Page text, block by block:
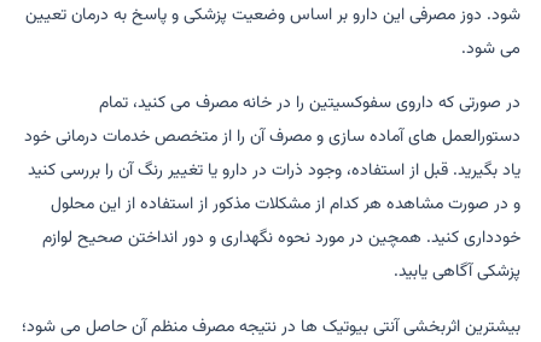
شود. دوز مصرفی این دارو بر اساس وضعیت پزشکی و پاسخ به درمان تعیین
می شود.
در صورتی که داروی سفوکسیتین را در خانه مصرف می کنید، تمام
دستورالعمل های آماده سازی و مصرف آن را از متخصص خدمات درمانی خود
یاد بگیرید. قبل از استفاده، وجود ذرات در دارو یا تغییر رنگ آن را بررسی کنید
و در صورت مشاهده هر کدام از مشکلات مذکور از استفاده از این محلول
خودداری کنید. همچین در مورد نحوه نگهداری و دور انداختن صحیح لوازم
پزشکی آگاهی یابید.
بیشترین اثربخشی آنتی بیوتیک ها در نتیجه مصرف منظم آن حاصل می شود؛